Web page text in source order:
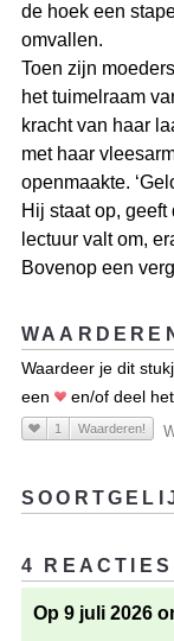
de hoek een
omvallen.
Toen zijn
het tuimelraam
kracht van haar
met haar
openmaakte.
Hij staat op,
lectuur valt om,
Bovenop een
Waardeer je dit
een
en/of deel
1 Waarderen!
4 REACTIES
Op 9 juli 2026